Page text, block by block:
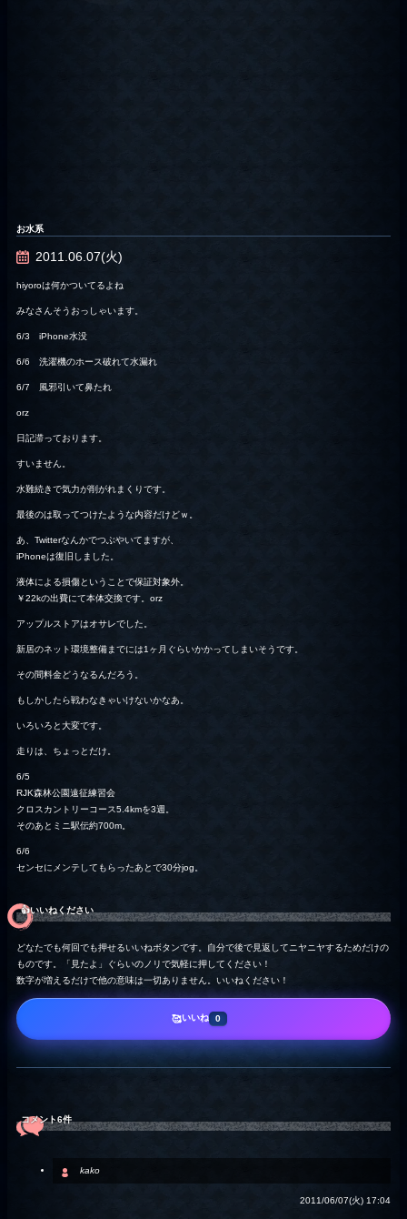
お水系
2011.06.07(火)
hiyoroは何かついてるよね
みなさんそうおっしゃいます。
6/3 iPhone水没
6/6 洗濯機のホース破れて水漏れ
6/7 風邪引いて鼻たれ
orz
日記滞っております。
すいません。
水難続きで気力が削がれまくりです。
最後のは取ってつけたような内容だけどｗ。
あ、Twitterなんかでつぶやいてますが、
iPhoneは復旧しました。
液体による損傷ということで保証対象外。
￥22kの出費にて本体交換です。orz
アップルストアはオサレでした。
新居のネット環境整備までには1ヶ月ぐらいかかってしまいそうです。
その間料金どうなるんだろう。
もしかしたら戦わなきゃいけないかなあ。
いろいろと大変です。
走りは、ちょっとだけ。
6/5
RJK森林公園遠征練習会
クロスカントリーコース5.4kmを3週。
そのあとミニ駅伝約700m。
6/6
センセにメンテしてもらったあとで30分jog。
👍️いいねください
どなたでも何回でも押せるいいねボタンです。自分で後で見返してニヤニヤするためだけの
ものです。「見たよ」ぐらいのノリで気軽に押してください！
数字が増えるだけで他の意味は一切ありません。いいねください！
🥰いいね 0
コメント6件
kako
2011/06/07(火) 17:04